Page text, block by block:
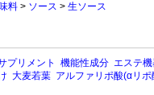
料 > ソース > 生ソース
プリメント 機能性成分 エステ
大麦若葉 アルファリポ酸(αリポ